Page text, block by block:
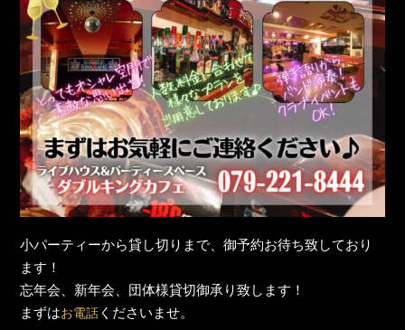
小パーティーから貸し切りまで、御予約お待ち致しており
ます！
忘年会、新年会、団体様貸切御承り致します！
まずはお電話 くださいませ。